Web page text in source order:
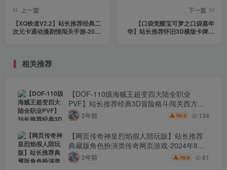
上一篇
【XQ铁道V2.2】站长推荐经典二
次元卡通动漫剧情闯关手游-2024
下一篇
【口袋觉醒宝可梦之口袋嘉年
华】站长推荐怀旧3D横版卡牌回
相关推荐
【DOF-110级海贼王超变四大陆全职业
PVF】站长推荐经典3D冒险格斗闯关西方魔
幻端游-2024年8月8日最新打包Linux服务端
源码视频架设教程-等级补丁-配套完整客户
端！
2年前 R9.9 134
【网页传奇神皇烈焰假人陪玩版】站长推荐
典藏版角色扮演类传奇网页游戏-2024年8月8
日最新打包Wn服务端源码视频架设教程-配套
GM工具！
2年前 R9.9 81